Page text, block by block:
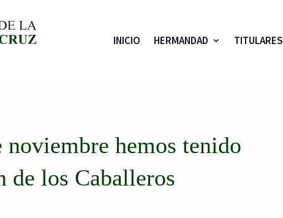
INICIO HERMANDAD TITULARES
noviembre hemos tenido
de los Caballeros